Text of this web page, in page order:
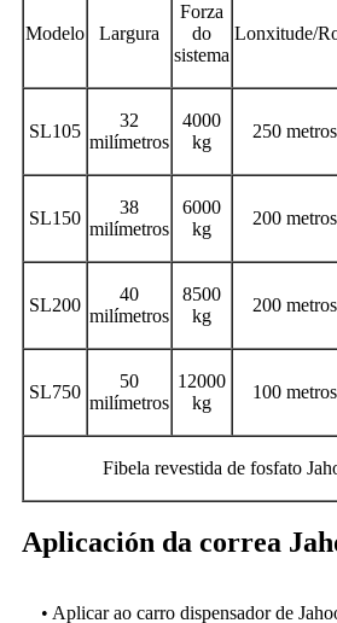
Modelo Largura
Forza
do
sistema
Lonxitude/
SL105
32
milímetros
4000
kg
250 metros
SL150
38
milímetros
6000
kg
200 metros
SL200
40
milímetros
8500
kg
200 metros
SL750
50
milímetros
12000
kg
100 metros
Fibela revestida de fosfato
Aplicación da correa
• Aplicar ao carro dispensador de